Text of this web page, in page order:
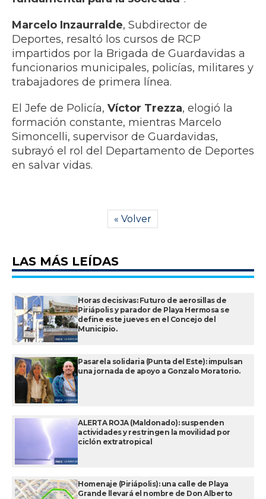
Marcelo Inzaurralde, Subdirector de
Deportes, resaltó los cursos de RCP
impartidos por la Brigada de Guardavidas a
funcionarios municipales, policías, militares y
trabajadores de primera línea.
El Jefe de Policía, Víctor Trezza, elogió la
formación constante, mientras Marcelo
Simoncelli, supervisor de Guardavidas,
subrayó el rol del Departamento de Deportes
en salvar vidas.
« Volver
LAS MÁS LEÍDAS
Horas decisivas: Futuro de aerosillas de
Piriápolis y parador de Playa Hermosa se
define este jueves en el Concejo del
Municipio.
Pasarela solidaria (Punta del Este): impulsan
una jornada de apoyo a Gonzalo Moratorio.
ALERTA ROJA (Maldonado): suspenden
actividades y restringen la movilidad por
ciclón extratropical
Homenaje (Piriápolis): una calle de Playa
Grande llevará el nombre de Don Alberto